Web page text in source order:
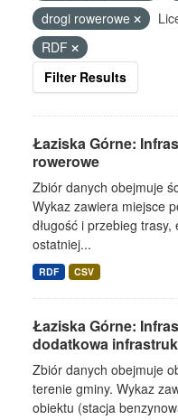
drogi rowerowe
RDF
Filter Results
Łaziska Górne:
rowerowe
Zbiór danych obejmuje
Wykaz zawiera miejsce
długość i przebieg
ostatniej...
RDF CSV
Łaziska Górne:
dodatkowa
Zbiór danych obejmuje
terenie gminy. Wykaz
obiektu (stacja